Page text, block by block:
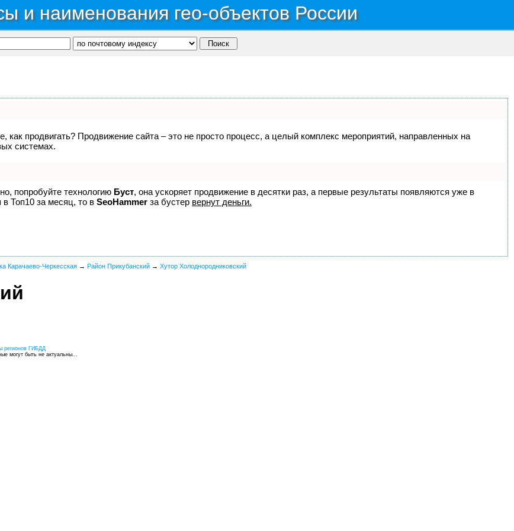
и наименования гео-объектов России
как продвигать? Продвижение сайта – это не просто процесс, а целый комплекс мероприятий, направленных на
системах.
попробуйте технологию Буст, она ускоряет продвижение в десятки раз, а первые результаты появляются уже в
Топ10 за месяц, то в SeoHammer за бустер вернут деньги.
Карачаево-Черкесская → Район Прикубанский → Хутор Холоднородниковский
регионов ГИБДД
могут быть не актуальны...